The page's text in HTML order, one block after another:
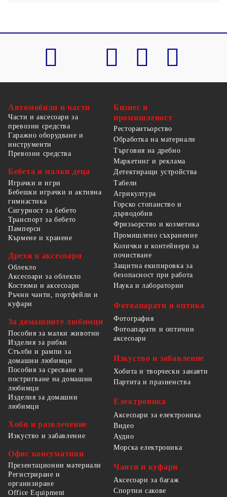
Автомобили и части
Части и аксесоари за
превозни средства
Гаражно оборудване и
инструменти
Превозни средства
Бебета и малки деца
Играчки и игри
Бебешки играчки и активна
гимнастика
Сигурност за бебето
Транспорт за бебето
Памперси
Кърмене и хранене
Дрехи и аксесоари
Облекло
Аксесоари за облекло
Костюми и аксесоари
Ръчни чанти, портфейли и
куфари
За домашните любимци
Пособия за малки животни
Изделия за рибки
Стълби и рампи за
домашни любимци
Пособия за сресване и
постригване на домашни
любимци
Изделия за домашни
любимци
Хоби и развлечение
Изкуство и забавление
Офис консумативи
Презентационни материали
Регистриране и
организиране
Office Equipment
Бизнес и
промишленост
Ресторантьорство
Обработка на материали
Търговия на дребно
Маркетинг и реклама
Детектиращи устройства
Табели
Агрикултура
Горско стопанство и
дърводобив
Фризьорство и козметика
Промишлено съхранение
Колички и контейнери за
почистване
Защитна екипировка за
безопасност при работа
Наука и лаборатории
Фотоапарати и оптика
Фотография
Фотоапарати и оптични
аксесоари
Изкуство и забавление
Хобита и творчески занаяти
Партита и празненства
Електроника
Аксесоари за електроника
Видео
Аудио
Морска електроника
Чанти и куфари
Аксесоари за багаж
Спортни сакове